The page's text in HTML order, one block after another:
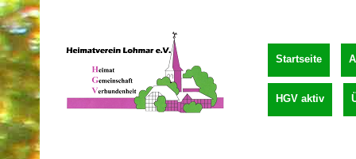
Startseite
HGV aktiv